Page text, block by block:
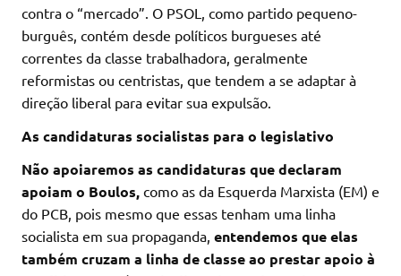
contra o “mercado”. O PSOL, como partido pequeno-
burguês, contém desde políticos burgueses até
correntes da classe trabalhadora, geralmente
reformistas ou centristas, que tendem a se adaptar à
direção liberal para evitar sua expulsão.
As candidaturas socialistas para o legislativo
Não apoiaremos as candidaturas que declaram
apoiam o Boulos, como as da Esquerda Marxista (EM) e
do PCB, pois mesmo que essas tenham uma linha
socialista em sua propaganda, entendemos que elas
também cruzam a linha de classe ao prestar apoio à